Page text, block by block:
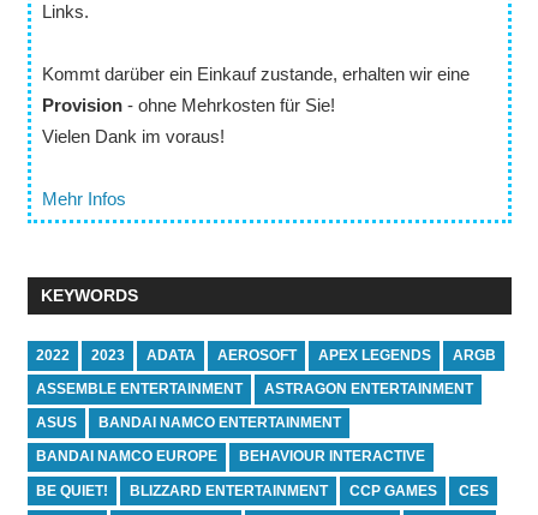
Links.
Kommt darüber ein Einkauf zustande, erhalten wir eine
Provision- ohne Mehrkosten für Sie!
Vielen Dank im voraus!
Mehr Infos
KEYWORDS
2022 2023 ADATA AEROSOFT APEX LEGENDS ARGB
ASSEMBLE ENTERTAINMENT ASTRAGON ENTERTAINMENT
ASUS BANDAI NAMCO ENTERTAINMENT
BANDAI NAMCO EUROPE BEHAVIOUR INTERACTIVE
BE QUIET! BLIZZARD ENTERTAINMENT CCP GAMES CES